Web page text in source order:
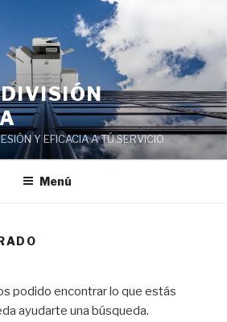
Y EFICACIA A TÚ SERVICIO
Menú
podido encontrar lo que estás
ayudarte una búsqueda.